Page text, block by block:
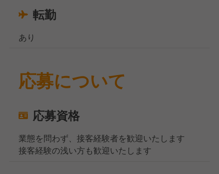
転勤
あり
応募について
応募資格
業態を問わず、接客経験者を歓迎いたします
接客経験の浅い方も歓迎いたします